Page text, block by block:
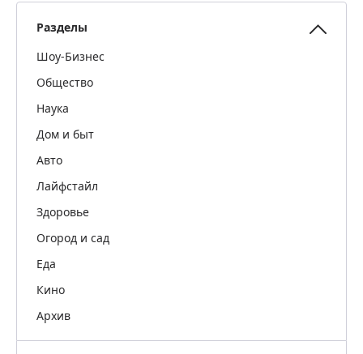
Разделы
Шоу-Бизнес
Общество
Наука
Дом и быт
Авто
Лайфстайл
Здоровье
Огород и сад
Еда
Кино
Архив